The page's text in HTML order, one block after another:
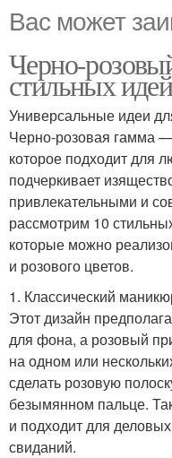
Вас может
Черно-
стильных
Универсальные идеи
Черно-розовая гамма —
которое подходит для
подчеркивает
привлекательными и
рассмотрим 10
которые можно
и розового цветов.
1. Классический
Этот дизайн
для фона, а розовый
на одном или
сделать розовую
безымянном пальце.
и подходит для
свиданий.